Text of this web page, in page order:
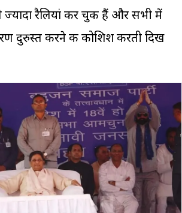
रैलियां कर चुकी हैं और सभी में
दुरुस्त करने की कोशिश करती दिख